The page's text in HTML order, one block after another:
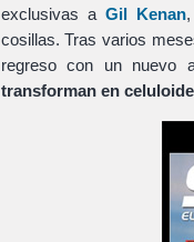
exclusivas a Gil Kenan,
cosillas. Tras varios
regreso con un nuevo
transforman en